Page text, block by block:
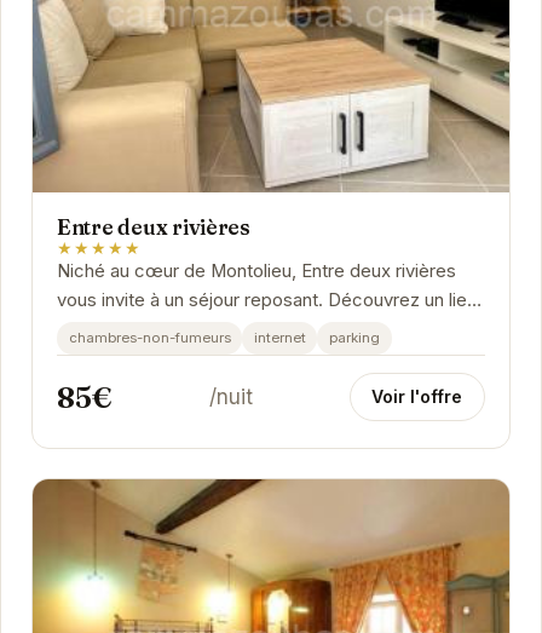
Entre deux rivières
★★★★★
Niché au cœur de Montolieu, Entre deux rivières
vous invite à un séjour reposant. Découvrez un lieu
paisible où confort et tranquillité se...
chambres-non-fumeurs internet parking
85€ /nuit Voir l'offre